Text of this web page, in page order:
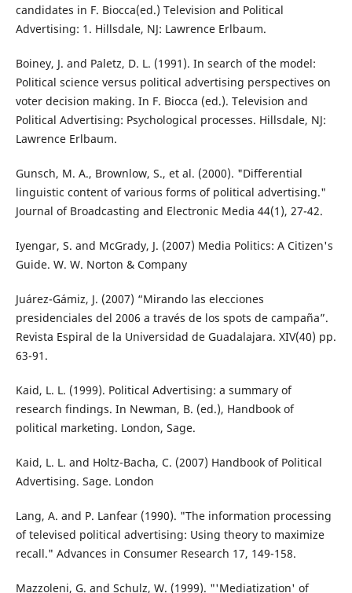
candidates in F. Biocca(ed.) Television and Political
Advertising: 1. Hillsdale, NJ: Lawrence Erlbaum.
Boiney, J. and Paletz, D. L. (1991). In search of the model:
Political science versus political advertising perspectives on
voter decision making. In F. Biocca (ed.). Television and
Political Advertising: Psychological processes. Hillsdale, NJ:
Lawrence Erlbaum.
Gunsch, M. A., Brownlow, S., et al. (2000). "Differential
linguistic content of various forms of political advertising."
Journal of Broadcasting and Electronic Media 44(1), 27-42.
Iyengar, S. and McGrady, J. (2007) Media Politics: A Citizen's
Guide. W. W. Norton & Company
Juárez-Gámiz, J. (2007) “Mirando las elecciones
presidenciales del 2006 a través de los spots de campaña”.
Revista Espiral de la Universidad de Guadalajara. XIV(40) pp.
63-91.
Kaid, L. L. (1999). Political Advertising: a summary of
research findings. In Newman, B. (ed.), Handbook of
political marketing. London, Sage.
Kaid, L. L. and Holtz-Bacha, C. (2007) Handbook of Political
Advertising. Sage. London
Lang, A. and P. Lanfear (1990). "The information processing
of televised political advertising: Using theory to maximize
recall." Advances in Consumer Research 17, 149-158.
Mazzoleni, G. and Schulz, W. (1999). "'Mediatization' of